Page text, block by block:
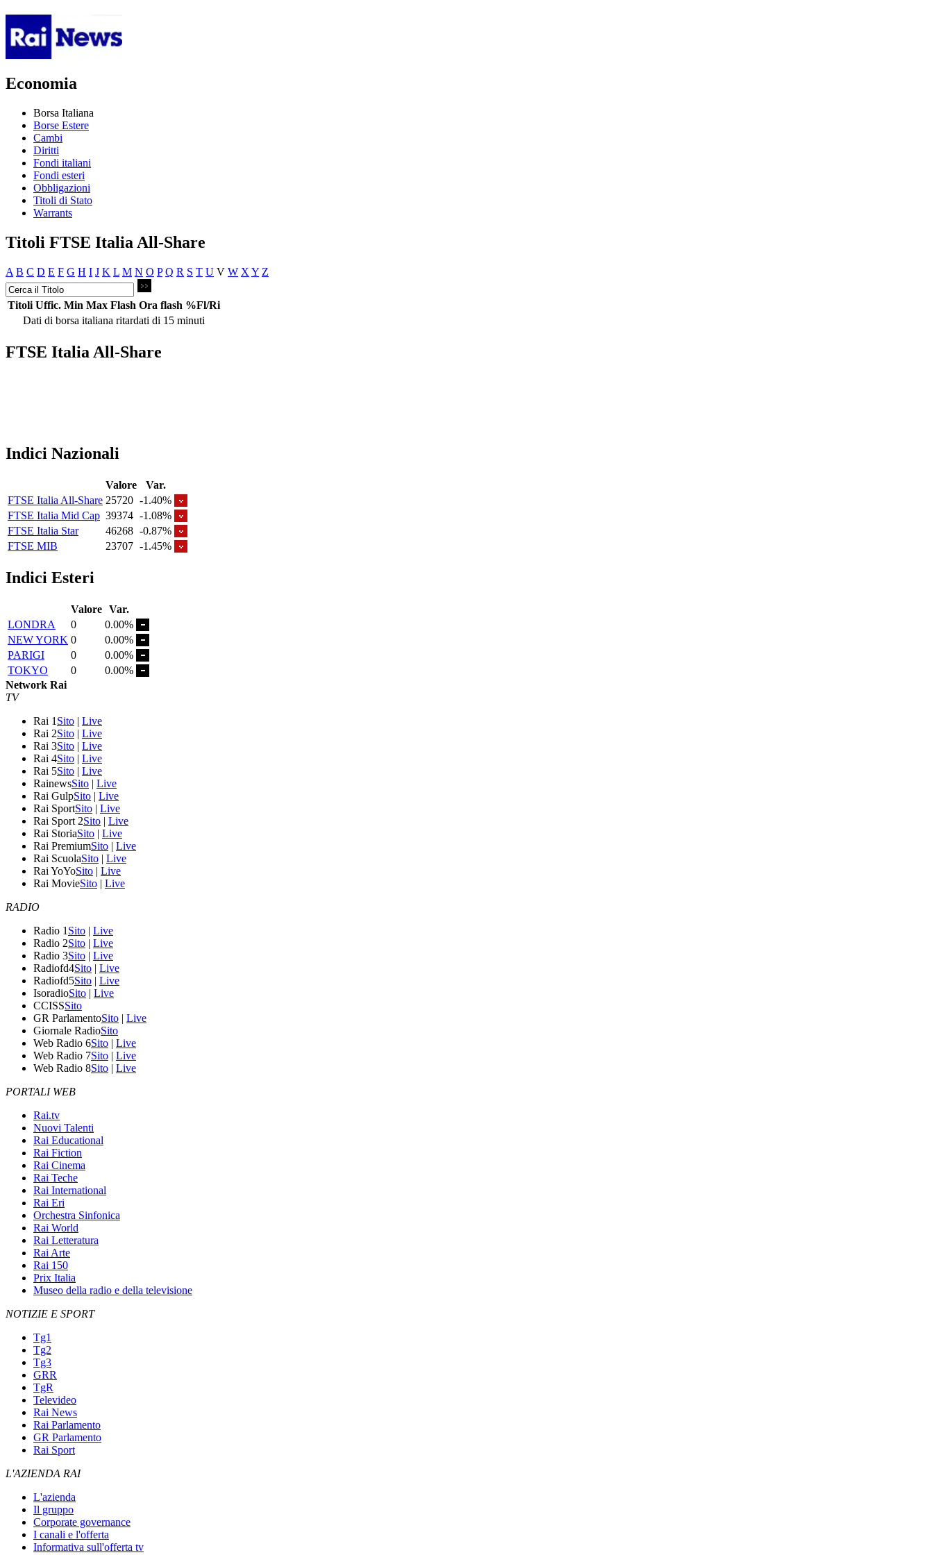
Economia
Borsa Italiana
Borse Estere
Cambi
Diritti
Fondi italiani
Fondi esteri
Obbligazioni
Titoli di Stato
Warrants
Titoli FTSE Italia All-Share
A B C D E F G H I J K L M N O P Q R S T U V W X Y Z
Titoli Uffic. Min Max Flash Ora flash %Fl/Ri
Dati di borsa italiana ritardati di 15 minuti
FTSE Italia All-Share
Indici Nazionali
Valore
Var.
FTSE Italia All-Share 25720 -1.40%
FTSE Italia Mid Cap 39374 -1.08%
FTSE Italia Star
46268 -0.87%
FTSE MIB
23707 -1.45%
Indici Esteri
Valore Var.
LONDRA
0
0.00%
NEW YORK 0
0.00%
PARIGI
0
0.00%
TOKYO
0
0.00%
Network Rai
TV
Rai 1 Sito | Live
Rai 2Sito | Live
Rai 3Sito | Live
Rai 4Sito | Live
Rai 5Sito | Live
RainewsSito | Live
Rai GulpSito | Live
Rai SportSito | Live
Rai Sport 2Sito | Live
Rai StoriaSito | Live
Rai PremiumSito | Live
Rai ScuolaSito | Live
Rai YoYoSito | Live
Rai MovieSito | Live
RADIO
Radio 1 Sito | Live
Radio 2Sito | Live
Radio 3Sito | Live
Radiofd4Sito | Live
Radiofd5Sito | Live
IsoradioSito | Live
CCISSSito
GR ParlamentoSito | Live
Giornale RadioSito
Web Radio 6Sito | Live
Web Radio 7Sito | Live
Web Radio 8Sito | Live
PORTALI WEB
Rai.tv
Nuovi Talenti
Rai Educational
Rai Fiction
Rai Cinema
Rai Teche
Rai International
Rai Eri
Orchestra Sinfonica
Rai World
Rai Letteratura
Rai Arte
Rai 150
Prix Italia
Museo della radio e della televisione
NOTIZIE E SPORT
Tg1
Tg2
Tg3
GRR
TgR
Televideo
Rai News
Rai Parlamento
GR Parlamento
Rai Sport
L'AZIENDA RAI
L'azienda
Il gruppo
Corporate governance
I canali e l'offerta
Informativa sull'offerta tv